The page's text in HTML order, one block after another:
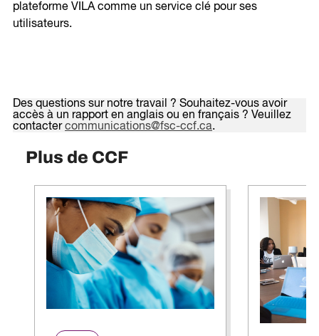
plateforme VILA comme un service clé pour ses
utilisateurs.
Des questions sur notre travail ? Souhaitez-vous avoir
accès à un rapport en anglais ou en français ? Veuillez
contactercommunications@fsc-ccf.ca.
Plus de CCF